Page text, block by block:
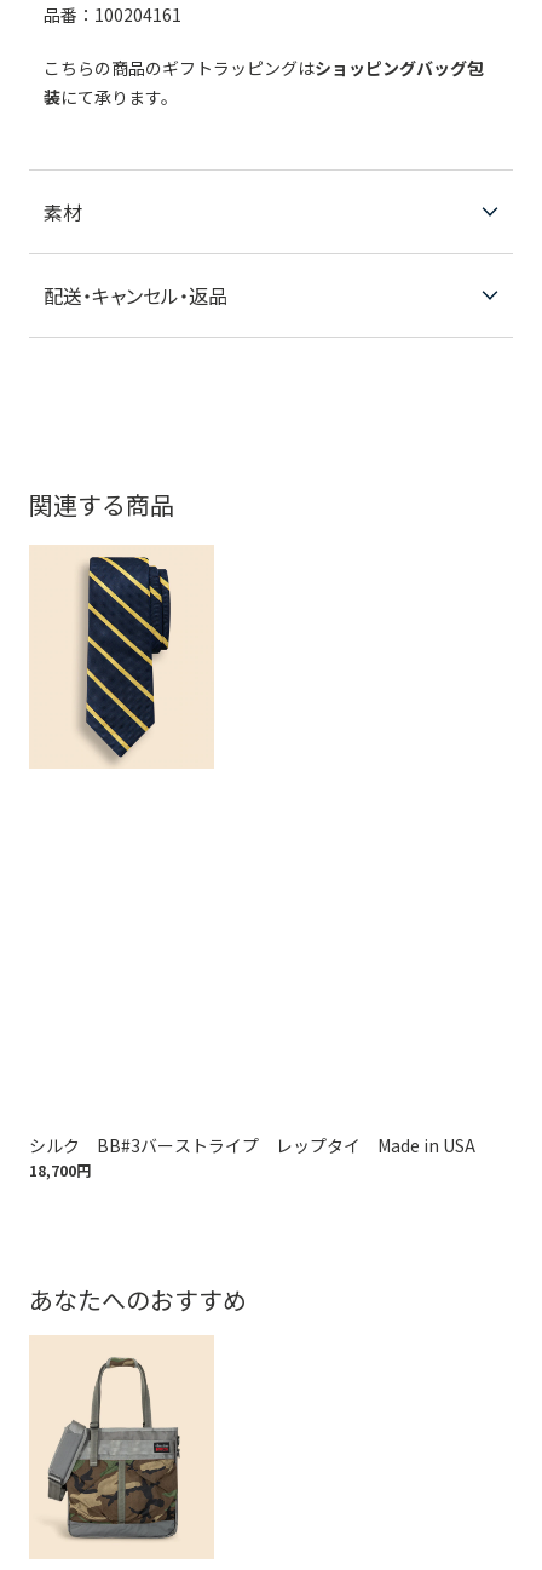
品番：100204161
こちらの商品のギフトラッピングはショッピングバッグ包
装にて承ります。
素材
配送・キャンセル・返品
関連する商品
シルク BB#3バーストライプ レップタイ Made in USA
18,700円
あなたへのおすすめ